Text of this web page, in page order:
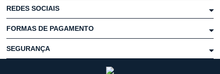
REDES SOCIAIS
FORMAS DE PAGAMENTO
SEGURANÇA